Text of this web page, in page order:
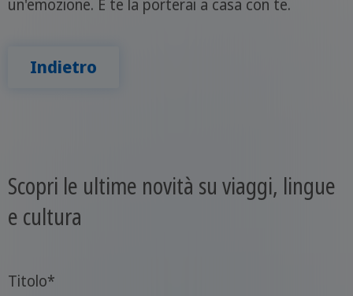
un'emozione. E te la porterai a casa con te.
Indietro
Scopri le ultime novità su viaggi, lingue
e cultura
Titolo*